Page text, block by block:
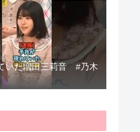
いた増田三莉音 #乃木